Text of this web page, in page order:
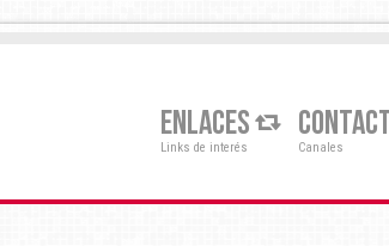
ENLACES
Links de interés Canales